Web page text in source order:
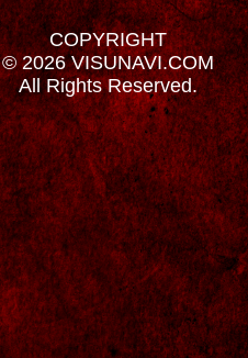
COPYRIGHT
© 2026 VISUNAVI.COM
All Rights Reserved.